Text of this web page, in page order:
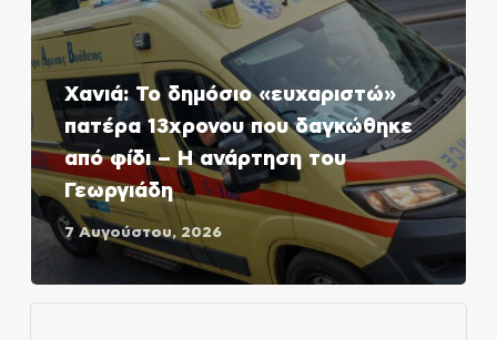
Χανιά: Το δημόσιο «ευχαριστώ»
πατέρα 13χρονου που δαγκώθηκε
από φίδι – Η ανάρτηση του
Γεωργιάδη
7 Αυγούστου, 2026